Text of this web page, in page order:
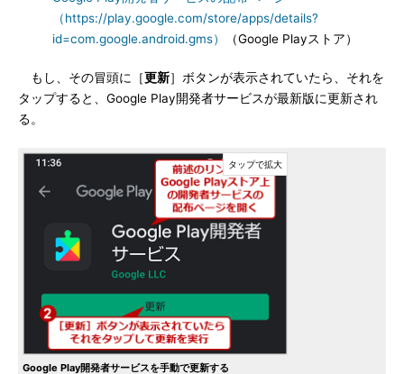
（https://play.google.com/store/apps/details?
id=com.google.android.gms）
（Google Playストア）
もし、その冒頭に［更新］ボタンが表示されていたら、それを
タップすると、Google Play開発者サービスが最新版に更新され
る。
Google Play開発者サービスを手動で更新する